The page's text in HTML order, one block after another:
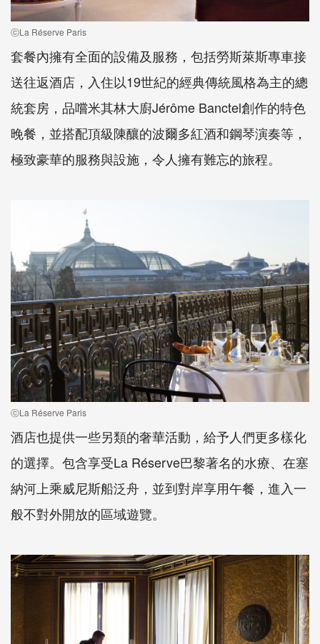
ⓒLa Réserve Paris
套餐內擁有全面的設備及服務，包括勞斯萊斯專車接
送往返酒店，入住以19世紀的經典傳統風格為主的總
統套房，品嚐米其林大廚Jérôme Banctel創作的特色
晚餐，並搭配頂級陳釀的波爾多紅酒和鋼琴演奏等，
極致豪華的服務與設施，令人擁有難忘的旅程。
ⓒLa Réserve Paris
酒店也提供一些另類的奢華活動，給予人們更多樣化
的選擇。包含享受La Réserve巴黎著名的水療、在塞
納河上乘威尼斯船泛舟，並到對岸享用午餐，進入一
般不對外開放的區域遊覽。